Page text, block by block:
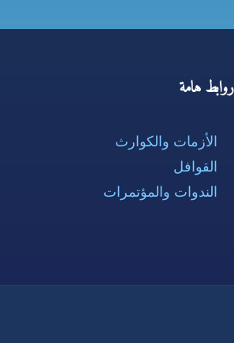
روابط هامة
الأزمات والكوارث
القوافل
الندوات والمؤتمرات